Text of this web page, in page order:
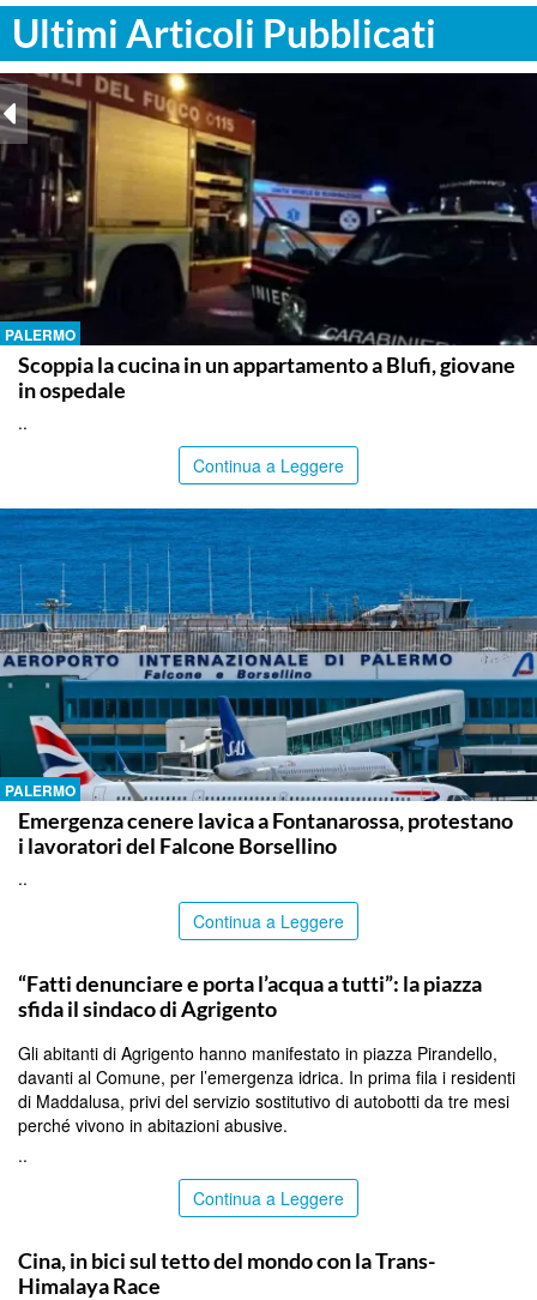
Ultimi Articoli Pubblicati
PALERMO
Scoppia la cucina in un appartamento a Blufi, giovane
in ospedale
..
Continua a Leggere
PALERMO
Emergenza cenere lavica a Fontanarossa, protestano
i lavoratori del Falcone Borsellino
..
Continua a Leggere
“Fatti denunciare e porta l’acqua a tutti”: la piazza
sfida il sindaco di Agrigento
Gli abitanti di Agrigento hanno manifestato in piazza Pirandello,
davanti al Comune, per l’emergenza idrica. In prima fila i residenti
di Maddalusa, privi del servizio sostitutivo di autobotti da tre mesi
perché vivono in abitazioni abusive.
..
Continua a Leggere
Cina, in bici sul tetto del mondo con la Trans-
Himalaya Race